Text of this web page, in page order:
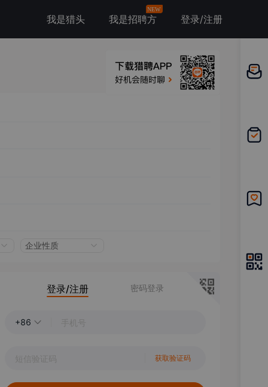
我是猎头 我是招聘方
NEW
登录/注册
企业性质
登录/注册 密码登录
+86
获取验证码